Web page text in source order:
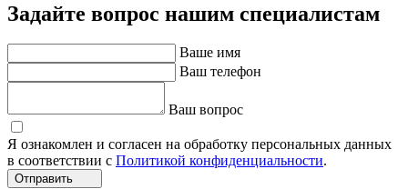
Задайте вопрос нашим специалистам
Ваше имя
Ваш телефон
Ваш вопрос
Я ознакомлен и согласен на обработку персональных данных
в соответствии с Политикой конфиденциальности.
Отправить